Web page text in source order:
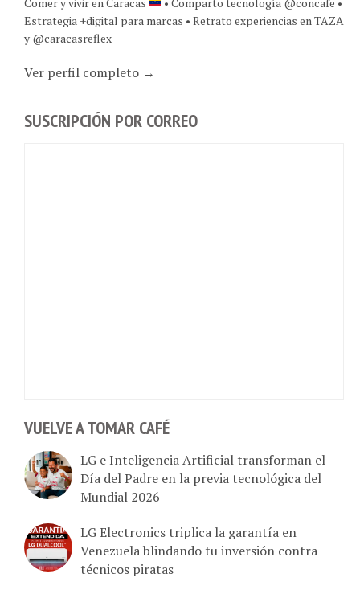
Estrategia +digital para marcas • Retrato experiencias en TAZA
y @caracasreflex
Ver perfil completo →
SUSCRIPCIÓN POR CORREO
VUELVE A TOMAR CAFÉ
LG e Inteligencia Artificial transforman el
Día del Padre en la previa tecnológica del
Mundial 2026
LG Electronics triplica la garantía en
Venezuela blindando tu inversión contra
técnicos piratas